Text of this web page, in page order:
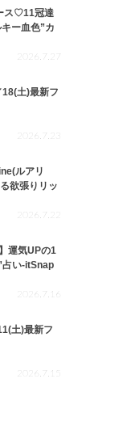
ス♡11冠達
ー血色”カ
2026.7.27
18(土)最新フ
2026.7.23
ルアリ
欲張りリッ
2026.7.22
運気UPの1
占い-itSnap
2026.7.16
土)最新フ
2026.7.15